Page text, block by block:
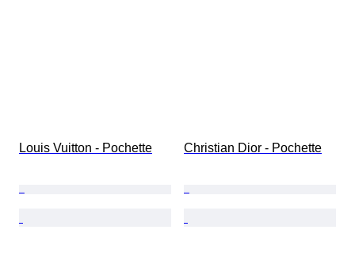
Louis Vuitton - Pochette Christian Dior - Pochette